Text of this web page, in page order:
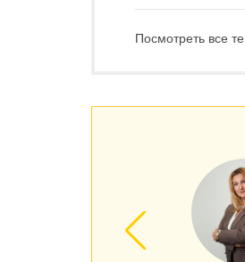
Посмотреть все